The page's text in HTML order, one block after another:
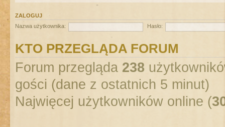
ZALOGUJ
Nazwa użytkownika:
Hasło:
KTO PRZEGLĄDA FORUM
Forum przegląda 238
gości (dane z ostatnich 5 minut)
Najwięcej użytkowników online (